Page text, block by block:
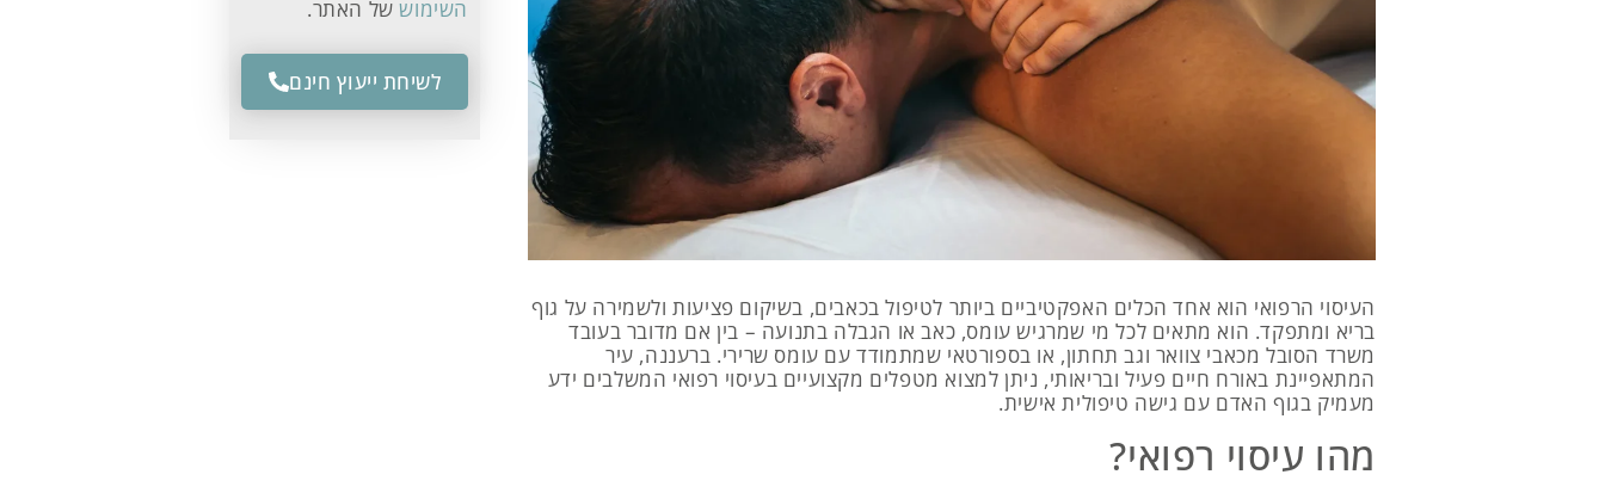
העיסוי הרפואי הוא אחד הכלים האפקטיביים ביותר לטיפול בכאבים, בשיקום פציעות ולשמירה על גוף
בריא ומתפקד. הוא מתאים לכל מי שמרגיש עומס, כאב או הגבלה בתנועה – בין אם מדובר בעובד
משרד הסובל מכאבי צוואר וגב תחתון, או בספורטאי שמתמודד עם עומס שרירי. ברעננה, עיר
המתאפיינת באורח חיים פעיל ובריאותי, ניתן למצוא מטפלים מקצועיים בעיסוי רפואי המשלבים ידע
מעמיק בגוף האדם עם גישה טיפולית אישית.
מהו עיסוי רפואי?
השימוששל האתר.
לשיחת ייעוץ חינם